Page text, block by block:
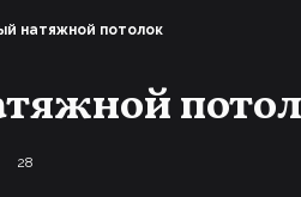
натяжной потолок
28